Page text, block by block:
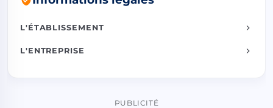
L'ÉTABLISSEMENT
L'ENTREPRISE
PUBLICITÉ